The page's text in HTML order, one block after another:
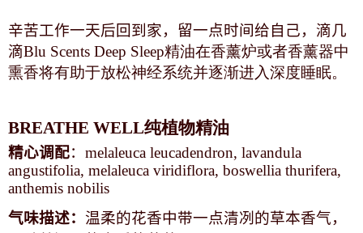
辛苦工作一天后回到家，留一点时间给自己，滴几
滴Blu Scents Deep Sleep精油在香薰炉或者香薰器中
熏香将有助于放松神经系统并逐渐进入深度睡眠。
BREATHE WELL纯植物精油
精心调配： melaleuca leucadendron, lavandula
angustifolia, melaleuca viridiflora, boswellia thurifera,
anthemis nobilis
气味描述： 温柔的花香中带一点清冽的草本香气，